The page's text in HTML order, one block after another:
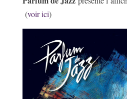
(voir ici)